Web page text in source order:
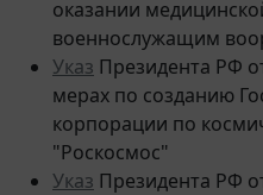
военнослужащим
УказПрезидента РФ
мерах по созданию
корпорации по
"Роскосмос"
УказПрезидента РФ
присуждении